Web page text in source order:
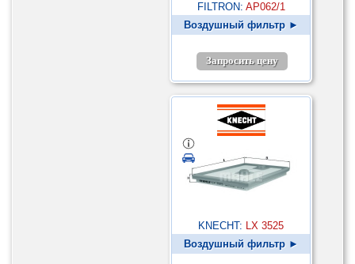
FILTRON: AP062/1
Воздушный фильтр ►
Запросить цену
KNECHT: LX 3525
Воздушный фильтр ►